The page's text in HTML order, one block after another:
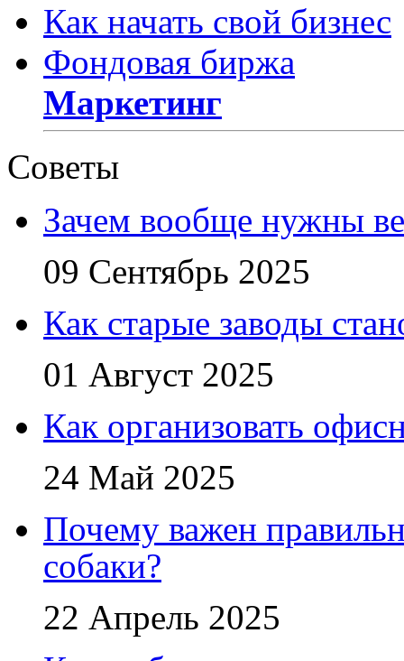
Как начать свой бизнес
Фондовая биржа
Маркетинг
Советы
Зачем вообще нужны
09 Сентябрь 2025
Как старые заводы
01 Август 2025
Как организовать
24 Май 2025
Почему важен
собаки?
22 Апрель 2025